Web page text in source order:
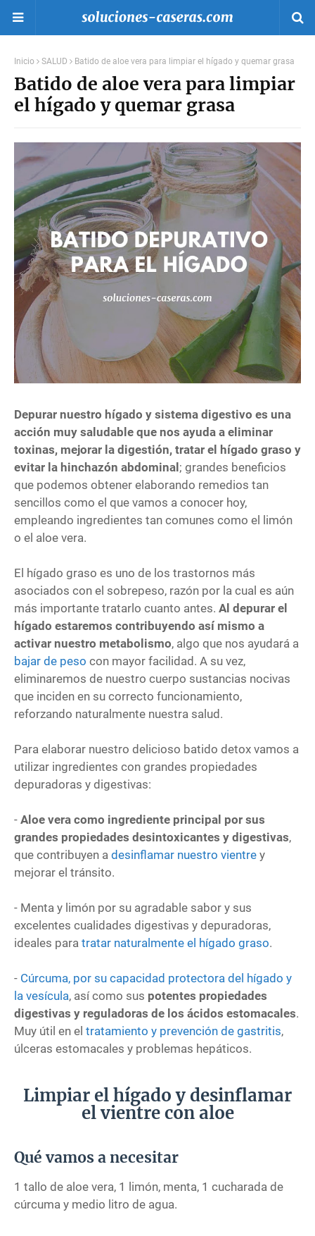
Inicio SALUD Batido de aloe vera para limpiar el hígado y quemar grasa
Batido de aloe vera para limpiar
el hígado y quemar grasa
Depurar nuestro hígado y sistema digestivo es una
acción muy saludable que nos ayuda a eliminar
toxinas, mejorar la digestión, tratar el hígado graso y
evitar la hinchazón abdominal ; grandes beneficios
que podemos obtener elaborando remedios tan
sencillos como el que vamos a conocer hoy,
empleando ingredientes tan comunes como el limón
o el aloe vera.
El hígado graso es uno de los trastornos más
asociados con el sobrepeso, razón por la cual es aún
más importante tratarlo cuanto antes. Al depurar el
hígado estaremos contribuyendo así mismo a
activar nuestro metabolismo, algo que nos ayudará a
bajar de peso con mayor facilidad. A su vez,
eliminaremos de nuestro cuerpo sustancias nocivas
que inciden en su correcto funcionamiento,
reforzando naturalmente nuestra salud.
Para elaborar nuestro delicioso batido detox vamos a
utilizar ingredientes con grandes propiedades
depuradoras y digestivas:
- Aloe vera como ingrediente principal por sus
grandes propiedades desintoxicantes y digestivas,
que contribuyen a desinflamar nuestro vientre y
mejorar el tránsito.
- Menta y limón por su agradable sabor y sus
excelentes cualidades digestivas y depuradoras,
ideales para tratar naturalmente el hígado graso.
- Cúrcuma, por su capacidad protectora del hígado y
la vesícula, así como sus potentes propiedades
digestivas y reguladoras de los ácidos estomacales.
Muy útil en el tratamiento y prevención de gastritis,
úlceras estomacales y problemas hepáticos.
Limpiar el hígado y desinflamar
el vientre con aloe
Qué vamos a necesitar
1 tallo de aloe vera, 1 limón, menta, 1 cucharada de
cúrcuma y medio litro de agua.